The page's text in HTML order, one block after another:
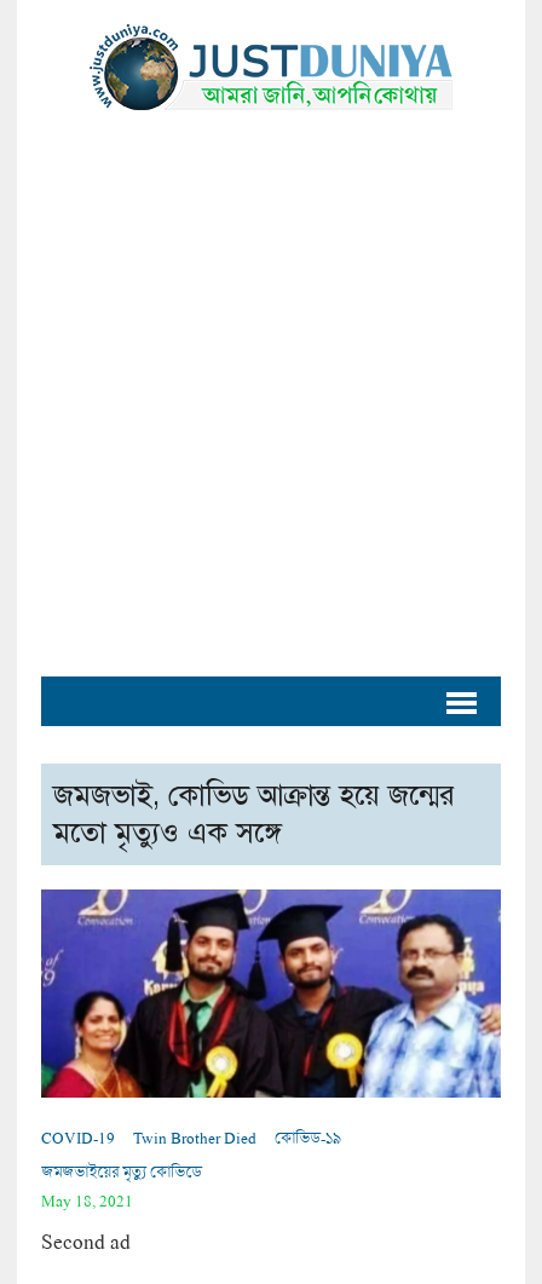
জমজভাই, কোভিড আক্রান্ত হয়ে জন্মের
মতো মৃত্যুও এক সঙ্গে
COVID-19 Twin Brother Died
কোভিড-১৯
জমজভাইয়ের মৃত্যু কোভিডে
May 18, 2021
Second ad